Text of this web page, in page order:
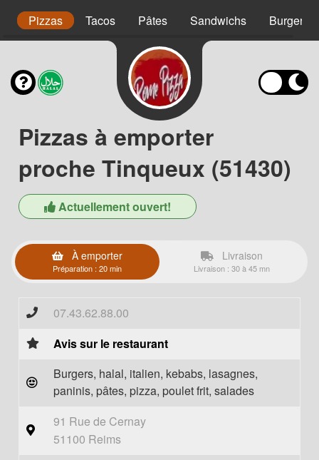
Pizzas Tacos Pâtes Sandwichs Burgers
Pizzas à emporter
proche Tinqueux (51430)
Actuellement ouvert!
À emporter
Préparation : 20 min
Livraison
Livraison : 30 à 45 mn
07.43.62.88.00
Avis sur le restaurant
Burgers, halal, italien, kebabs, lasagnes,
paninis, pâtes, pizza, poulet frit, salades
91 Rue de Cernay
51100 Reims